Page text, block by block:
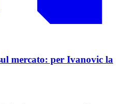
mercato: per Ivanovic la